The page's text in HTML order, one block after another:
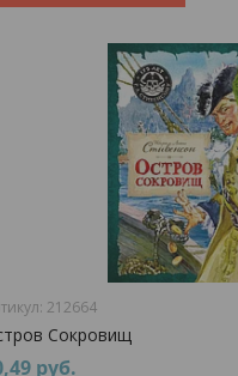
212664
Сокровищ
руб.